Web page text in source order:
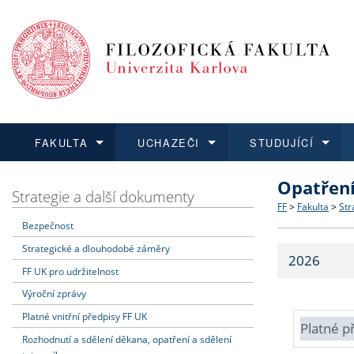
FAKULTA
Dozvědět se více
Struktura
Strategie
Fakultní
UCHAZEČI
Podat přihlášku
Co
Učitelské
STUDUJÍCÍ
Dozvědět se více
Dozvědět se více
O vědě a
Dozvědět se více
Aktuální
Strategie a další dokumenty
Bezpečnost
Strategické a dlouhodobé záměry
FF UK pro udržitelnost
Výroční zprávy
Platné vnitřní předpisy FF UK
Rozhodnutí a sdělení děkana, opatření a sdělení
FF > Fakulta >
2026
Platné